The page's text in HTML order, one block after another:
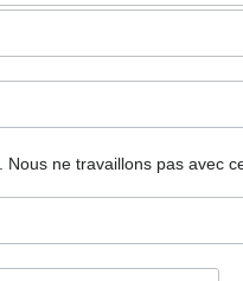
Nous ne travaillons pas avec